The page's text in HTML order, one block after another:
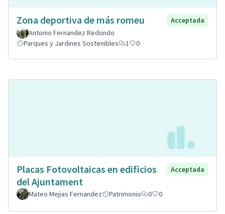
Zona deportiva de más romeu
Acceptada
Antonio Fernandez Redondo
Parques y Jardines Sostenibles
1 0
Placas Fotovoltaicas en edificios
del Ajuntament
Acceptada
Mateo Mejias Fernandez Patrimonio 0 0